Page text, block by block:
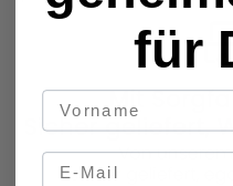
für